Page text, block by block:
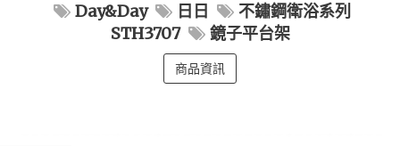
Day&Day 日日
不鏽鋼衛浴系列
STH3707
鏡子平台架
商品資訊